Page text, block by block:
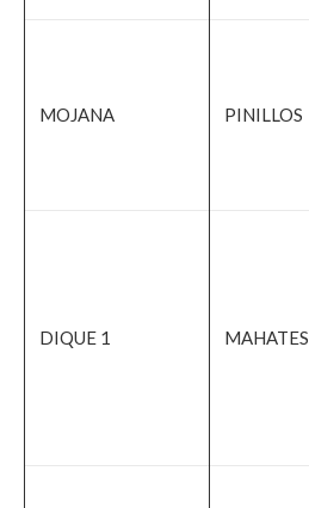
MOJANA PINILLOS
DIQUE 1 MAHATES